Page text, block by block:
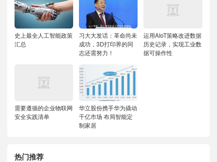
史上最全人工智能政策
汇总
习大大发话：革命尚未
成功，3D打印界的同
志还需努力！
运用AIoT策略改进数据
历史记录，实现工业数
据可操作性
需要遵循的企业物联网
安全实践清单
华立股份携手华为撬动
千亿市场 布局智能定
制家居
热门推荐